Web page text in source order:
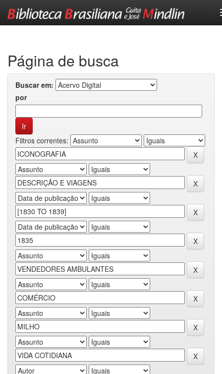
Página de busca
Buscar em:
por
Filtros correntes: